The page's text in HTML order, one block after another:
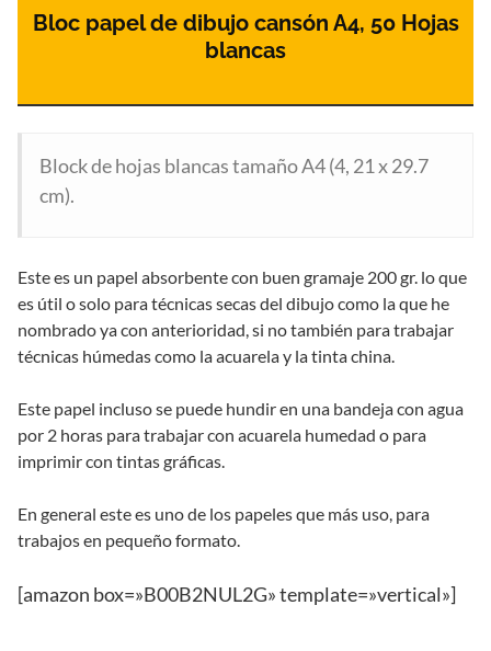
Bloc papel de dibujo cansón A4, 50 Hojas
blancas
Block de hojas blancas tamaño A4 (4, 21 x 29.7
cm).
Este es un papel absorbente con buen gramaje 200 gr. lo que
es útil o solo para técnicas secas del dibujo como la que he
nombrado ya con anterioridad, si no también para trabajar
técnicas húmedas como la acuarela y la tinta china.
Este papel incluso se puede hundir en una bandeja con agua
por 2 horas para trabajar con acuarela humedad o para
imprimir con tintas gráficas.
En general este es uno de los papeles que más uso, para
trabajos en pequeño formato.
[amazon box=»B00B2NUL2G» template=»vertical»]